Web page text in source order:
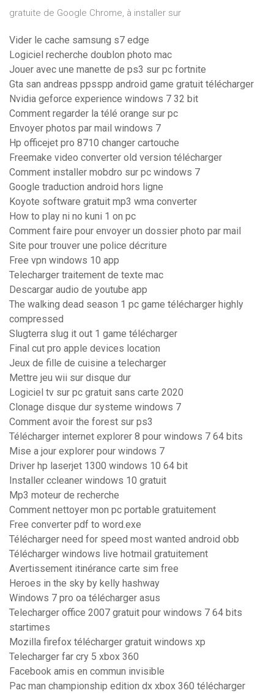
gratuite de Google Chrome, à installer sur
Vider le cache samsung s7 edge
Logiciel recherche doublon photo mac
Jouer avec une manette de ps3 sur pc fortnite
Gta san andreas ppsspp android game gratuit télécharger
Nvidia geforce experience windows 7 32 bit
Comment regarder la télé orange sur pc
Envoyer photos par mail windows 7
Hp officejet pro 8710 changer cartouche
Freemake video converter old version télécharger
Comment installer mobdro sur pc windows 7
Google traduction android hors ligne
Koyote software gratuit mp3 wma converter
How to play ni no kuni 1 on pc
Comment faire pour envoyer un dossier photo par mail
Site pour trouver une police décriture
Free vpn windows 10 app
Telecharger traitement de texte mac
Descargar audio de youtube app
The walking dead season 1 pc game télécharger highly
compressed
Slugterra slug it out 1 game télécharger
Final cut pro apple devices location
Jeux de fille de cuisine a telecharger
Mettre jeu wii sur disque dur
Logiciel tv sur pc gratuit sans carte 2020
Clonage disque dur systeme windows 7
Comment avoir the forest sur ps3
Télécharger internet explorer 8 pour windows 7 64 bits
Mise a jour explorer pour windows 7
Driver hp laserjet 1300 windows 10 64 bit
Installer ccleaner windows 10 gratuit
Mp3 moteur de recherche
Comment nettoyer mon pc portable gratuitement
Free converter pdf to word.exe
Télécharger need for speed most wanted android obb
Télécharger windows live hotmail gratuitement
Avertissement itinérance carte sim free
Heroes in the sky by kelly hashway
Windows 7 pro oa télécharger asus
Telecharger office 2007 gratuit pour windows 7 64 bits
startimes
Mozilla firefox télécharger gratuit windows xp
Telecharger far cry 5 xbox 360
Facebook amis en commun invisible
Pac man championship edition dx xbox 360 télécharger